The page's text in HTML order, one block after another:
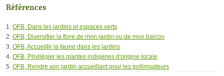
Références
OFB, Dans les jardins et espaces verts
OFB, Diversifier la flore de mon jardin ou de mon balcon
OFB, Accueillir la faune dans les jardins
OFB, Privilégier les plantes indigènes d'origine locale
OFB, Rendre son jardin accueillant pour les pollinisateurs